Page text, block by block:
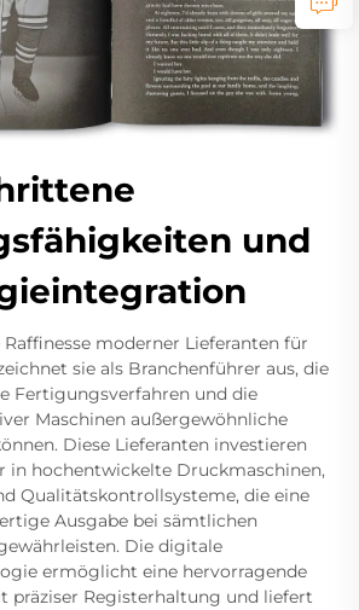
und
moderner Lieferanten für
sie als Branchenführer aus, die
Fertigungsverfahren und die
Maschinen außergewöhnliche
Diese Lieferanten investieren
in hochentwickelte Druckmaschinen,
Qualitätskontrollsysteme, die eine
Ausgabe bei sämtlichen
Die digitale
ermöglicht eine hervorragende
präziser Registerhaltung und liefert